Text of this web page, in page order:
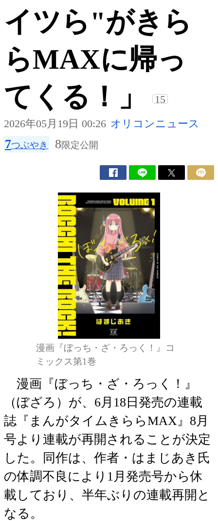
イツら"がきら
らMAXに帰っ
てくる！」
15
2026年05月19日 00:26 オリコンニュース
7つぶやき 8限定公開
漫画『ぼっち・ざ・ろっく！』コ
ミックス第1巻
漫画『ぼっち・ざ・ろっく！』
（ぼざろ）が、6月18日発売の連載
誌『まんがタイムきららMAX』8月
号より連載が再開されることが決定
した。同作は、作者・はまじあき氏
の体調不良により1月発売号から休
載しており、半年ぶりの連載再開と
なる。